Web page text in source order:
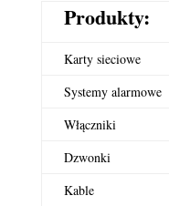
Produkty:
Karty sieciowe
Systemy alarmowe
Włączniki
Dzwonki
Kable